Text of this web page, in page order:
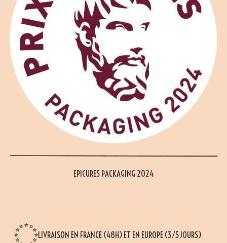
EPICURES PACKAGING 2024
LIVRAISON EN FRANCE (48H) ET EN EUROPE (3/5 JOURS)